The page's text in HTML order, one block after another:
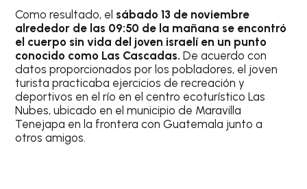
Como resultado, el sábado 13 de noviembre
alrededor de las 09:50 de la mañana se encontró
el cuerpo sin vida del joven israelí en un punto
conocido como Las Cascadas. De acuerdo con
datos proporcionados por los pobladores, el joven
turista practicaba ejercicios de recreación y
deportivos en el río en el centro ecoturístico Las
Nubes, ubicado en el municipio de Maravilla
Tenejapa en la frontera con Guatemala junto a
otros amigos.